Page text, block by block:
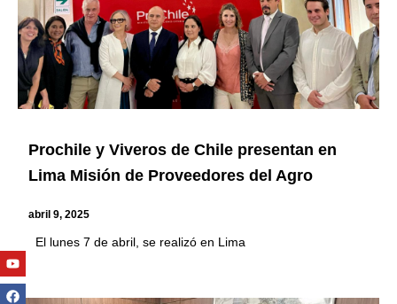
Prochile y Viveros de Chile presentan en
Lima Misión de Proveedores del Agro
abril 9, 2025
El lunes 7 de abril, se realizó en Lima
Youtube
Facebook
Twitter
Linkedin
Instagram